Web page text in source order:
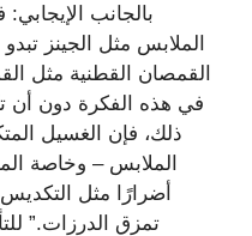
بالجانب
الملابس مثل الجينز
القمصان القطنية مثل
في هذه الفكرة دون أن
ذلك، فإن الغسيل
الملابس – وخاصة
أضرارًا مثل
تمزق الدرزات.”